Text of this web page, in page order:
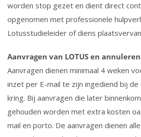
worden stop gezet en dient direct
opgenomen met professionele
Lotusstudieleider of diens
Aanvragen van LOTUS en annuleren
Aanvragen dienen minimaal 4 weken
inzet per E-mail te zijn ingediend bij
kring. Bij aanvragen die later
gehouden worden met extra kosten
mail en porto. De aanvragen dienen